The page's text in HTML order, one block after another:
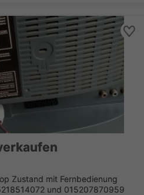
Zustand mit Fernbedienung
und 015207870959